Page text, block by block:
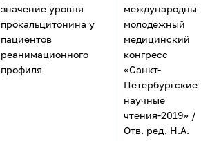
значение уровня
прокальцитонина у
пациентов
реанимационного
профиля
молодежный
медицинский
конгресс
«Санкт-
Петербургские
научные
чтения-2019» /
Отв. ред. Н.А.